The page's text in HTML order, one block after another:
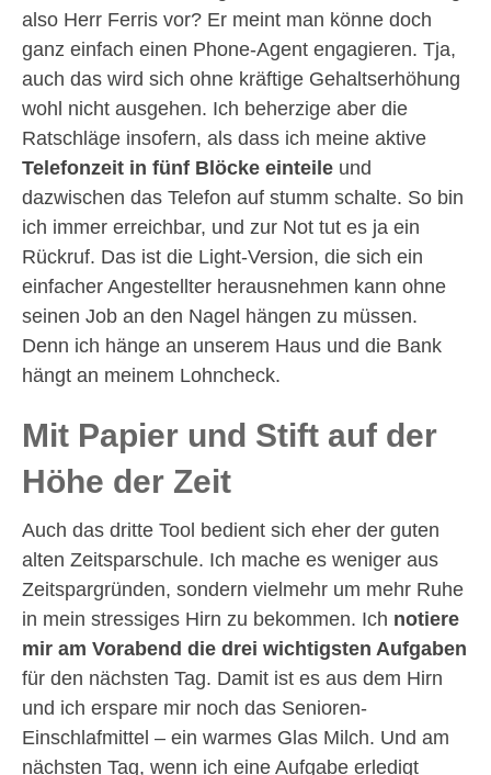
also Herr Ferris vor? Er meint man könne doch
ganz einfach einen Phone-Agent engagieren. Tja,
auch das wird sich ohne kräftige Gehaltserhöhung
wohl nicht ausgehen. Ich beherzige aber die
Ratschläge insofern, als dass ich meine aktive
Telefonzeit in fünf Blöcke einteile und
dazwischen das Telefon auf stumm schalte. So bin
ich immer erreichbar, und zur Not tut es ja ein
Rückruf. Das ist die Light-Version, die sich ein
einfacher Angestellter herausnehmen kann ohne
seinen Job an den Nagel hängen zu müssen.
Denn ich hänge an unserem Haus und die Bank
hängt an meinem Lohncheck.
Mit Papier und Stift auf der
Höhe der Zeit
Auch das dritte Tool bedient sich eher der guten
alten Zeitsparschule. Ich mache es weniger aus
Zeitspargründen, sondern vielmehr um mehr Ruhe
in mein stressiges Hirn zu bekommen. Ich notiere
mir am Vorabend die drei wichtigsten Aufgaben
für den nächsten Tag. Damit ist es aus dem Hirn
und ich erspare mir noch das Senioren-
Einschlafmittel – ein warmes Glas Milch. Und am
nächsten Tag, wenn ich eine Aufgabe erledigt